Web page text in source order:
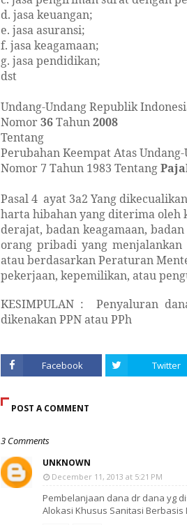
d. jasa keuangan;
e. jasa asuransi;
f. jasa keagamaan;
g. jasa pendidikan;
dst
Undang-Undang Republik
Nomor36Tahun2008
Tentang
Perubahan Keempat Atas
Nomor 7 Tahun 1983 Tentang
Pasal 4 ayat 3a2 Yang
harta hibahan yang diterima oleh
derajat, badan keagamaan,
orang pribadi yang
atau berdasarkan Peraturan
pekerjaan, kepemilikan, atau
KESIMPULAN :
Penyaluran
dikenakan PPN atau PPh
Facebook Twitter
POST A COMMENT
3 Comments
UNKNOWN
December 11, 2013 at 5:21 PM
Pembelanjaan dana dr dana yg
Alokasi Khusus Sanitasi Berbasis